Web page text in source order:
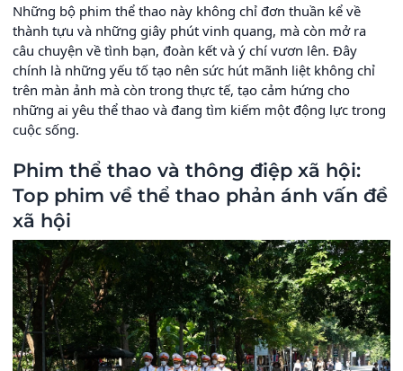
Những bộ phim thể thao này không chỉ đơn thuần kể về
thành tựu và những giây phút vinh quang, mà còn mở ra
câu chuyện về tình bạn, đoàn kết và ý chí vươn lên. Đây
chính là những yếu tố tạo nên sức hút mãnh liệt không chỉ
trên màn ảnh mà còn trong thực tế, tạo cảm hứng cho
những ai yêu thể thao và đang tìm kiếm một động lực trong
cuộc sống.
Phim thể thao và thông điệp xã hội:
Top phim về thể thao phản ánh vấn đề
xã hội